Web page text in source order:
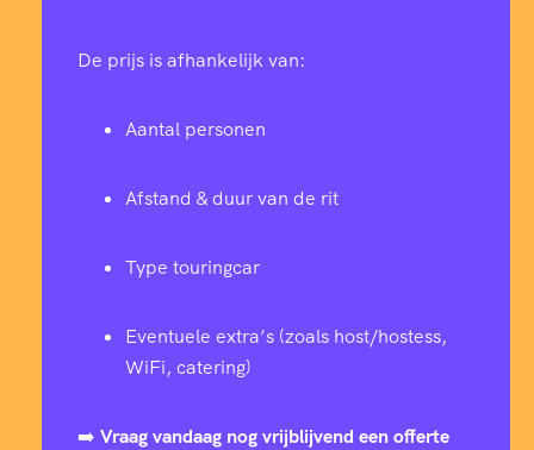
De prijs is afhankelijk van:
Aantal personen
Afstand & duur van de rit
Type touringcar
Eventuele extra’s (zoals host/hostess,
WiFi, catering)
➡️ Vraag vandaag nog vrijblijvend een offerte